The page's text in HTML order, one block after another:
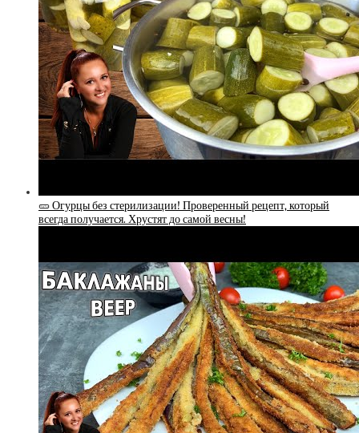
🥒 Огурцы без стерилизации! Проверенный рецепт, который
всегда получается. Хрустят до самой весны!